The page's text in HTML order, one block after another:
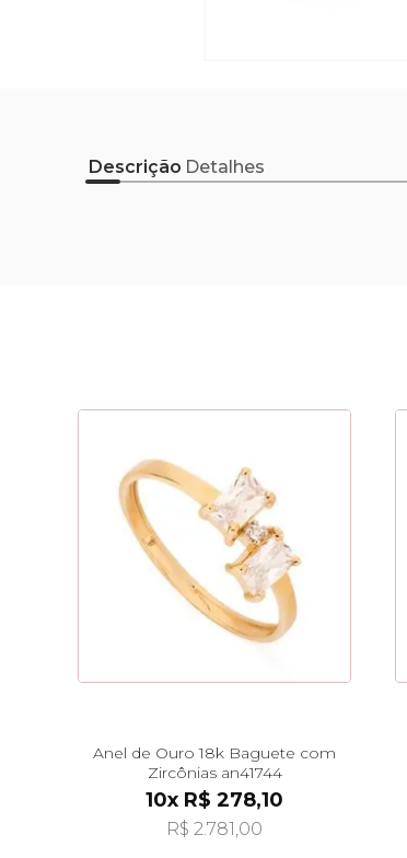
Descrição Detalhes
Anel de Ouro 18k Baguete com
Zircônias an41744
10x R$ 278,10
R$ 2.781,00